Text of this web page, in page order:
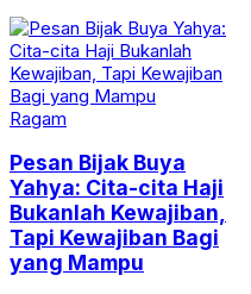
Ragam
Pesan Bijak Buya
Yahya: Cita-cita Haji
Bukanlah Kewajiban,
Tapi Kewajiban Bagi
yang Mampu